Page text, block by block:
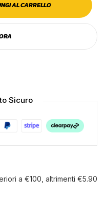
AL CARRELLO
Sicuro
a €100, altrimenti €5.90
e sito web in
la prossima volta che